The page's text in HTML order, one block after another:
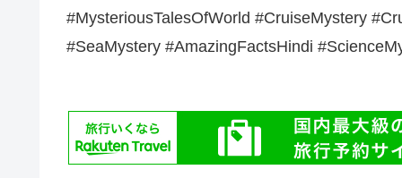
#MysteriousTalesOfWorld #CruiseMystery
#SeaMystery #AmazingFactsHindi